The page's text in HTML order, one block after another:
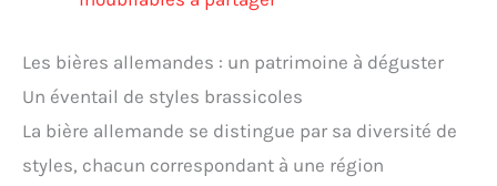
Les bières allemandes : un patrimoine à déguster
Un éventail de styles brassicoles
La bière allemande se distingue par sa diversité de
styles, chacun correspondant à une région